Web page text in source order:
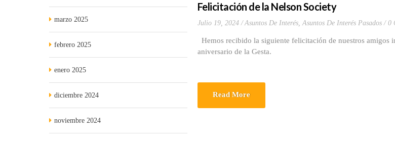
Felicitación de la Nelson Society
Julio 19, 2024 Asuntos De Interés,Asuntos De Interés Pasados 0
Hemos recibido la siguiente felicitación de nuestros amigos
aniversario de la Gesta.
Read More
marzo 2025
febrero 2025
enero 2025
diciembre 2024
noviembre 2024